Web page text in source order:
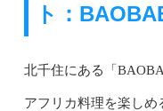
ト：
北千住にある「
アフリカ料理を楽しめ